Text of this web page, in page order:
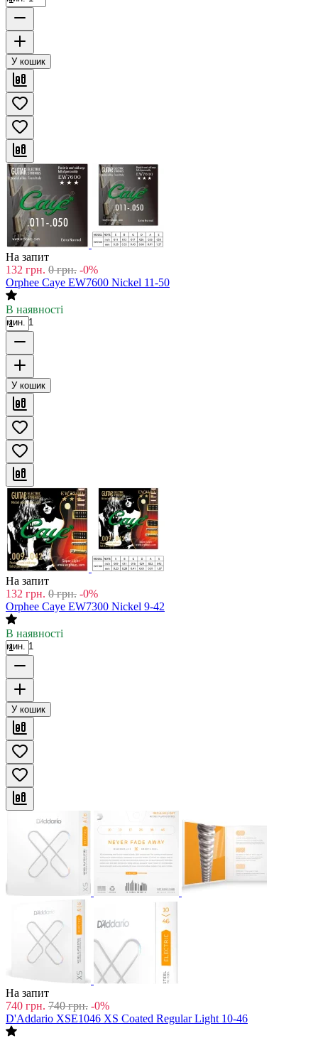
У кошик
На запит
132 грн. 0 грн. -0%
Orphee Caye EW7600 Nickel 11-50
В наявності
мин. 1
У кошик
На запит
132 грн. 0 грн. -0%
Orphee Caye EW7300 Nickel 9-42
В наявності
мин. 1
У кошик
На запит
740 грн. 740 грн. -0%
D'Addario XSE1046 XS Coated Regular Light 10-46